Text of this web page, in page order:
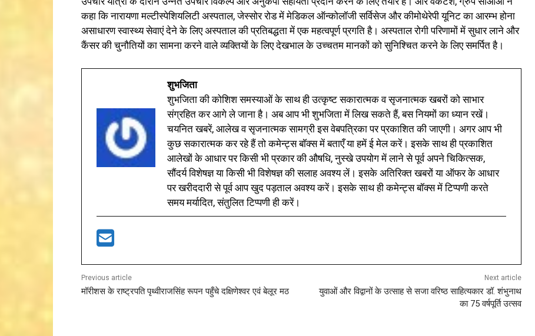
कहा कि नारायणा मल्टीस्पेशियलिटी अस्पताल, जेस्सोर रोड में मेडिकल ऑन्कोलॉजी सर्विसेज और कीमोथेरेपी यूनिट का आरम्भ होना
असाधारण स्वास्थ्य सेवाएं देने के लिए अस्पताल की प्रतिबद्धता में एक महत्वपूर्ण प्रगति है। अस्पताल रोगी परिणामों में सुधार लाने और
कैंसर की चुनौतियों का सामना करने वाले व्यक्तियों के लिए देखभाल के उच्चतम मानकों को सुनिश्चित करने के लिए समर्पित है।
शुभजिता
शुभजिता की कोशिश समस्याओं के साथ ही उत्कृष्ट सकारात्मक व सृजनात्मक खबरों को साभार
संग्रहित कर आगे ले जाना है। अब आप भी शुभजिता में लिख सकते हैं, बस नियमों का ध्यान रखें।
चयनित खबरें, आलेख व सृजनात्मक सामग्री इस वेबपत्रिका पर प्रकाशित की जाएगी। अगर आप भी
कुछ सकारात्मक कर रहे हैं तो कमेन्ट्स बॉक्स में बताएँ या हमें ई मेल करें। इसके साथ ही प्रकाशित
आलेखों के आधार पर किसी भी प्रकार की औषधि, नुस्खे उपयोग में लाने से पूर्व अपने चिकित्सक,
सौंदर्य विशेषज्ञ या किसी भी विशेषज्ञ की सलाह अवश्य लें। इसके अतिरिक्त खबरों या ऑफर के आधार
पर खरीददारी से पूर्व आप खुद पड़ताल अवश्य करें। इसके साथ ही कमेन्ट्स बॉक्स में टिप्पणी करते
समय मर्यादित, संतुलित टिप्पणी ही करें।
Previous article
मॉरीशस के राष्ट्रपति पृथ्वीराजसिंह रूपन पहुँचे दक्षिणेश्वर एवं बेलूर मठ
Next article
युवाओं और विद्वानों के उत्साह से सजा वरिष्ठ साहित्यकार डॉ. शंभुनाथ
का 75 वर्षपूर्ति उत्सव